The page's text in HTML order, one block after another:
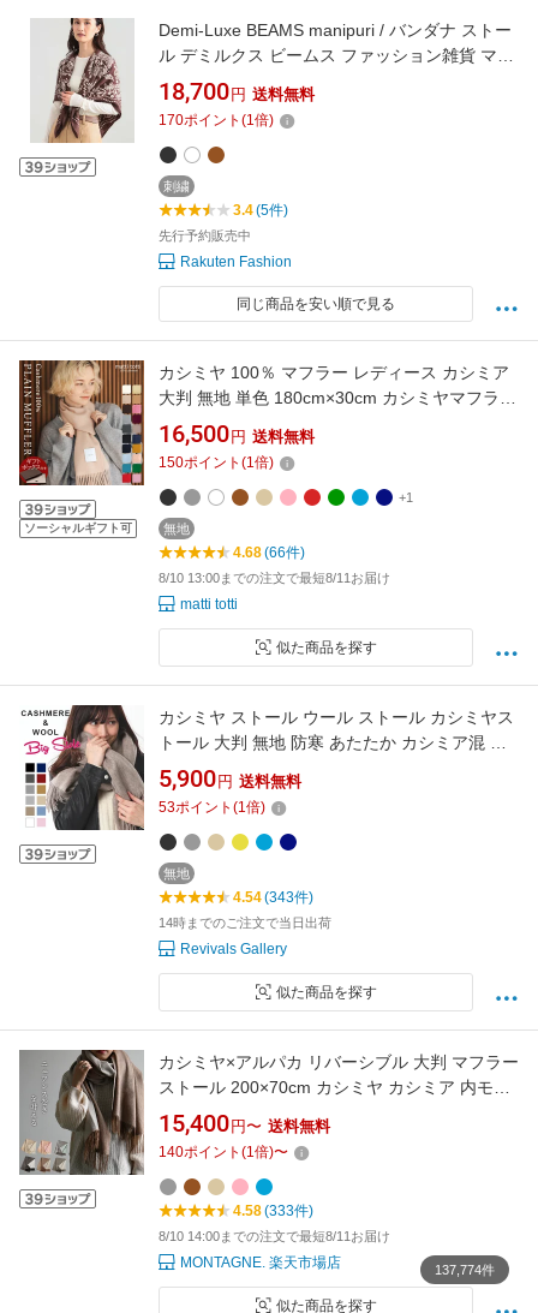
Demi-Luxe BEAMS manipuri / バンダナ ストー
ル デミルクス ビームス ファッション雑貨 マフ
ラー・ストール・ネックウォーマー ブラウン
ホワイト ブラック【送料無料】
18,700 円 送料無料
170ポイント (1倍)
刺繍
3.4(5件)
先行予約販売中
Rakuten Fashion
同じ商品を安い順で見る
ソーシャルギフト可
カシミヤ 100％ マフラー レディース カシミア
大判 無地 単色 180cm×30cm カシミヤマフラー
カシミアマフラー ブランド ストール ギフトボ
ックス入り 厚手 バレンタイン プレゼント 誕生
日 贈り物 女 性 結婚式 秋 冬 a0015a
16,500 円 送料無料
150ポイント (1倍)
+1
無地
4.68(66件)
8/10 13:00までの注文で最短8/11お届け
matti totti
似た商品を探す
カシミヤ ストール ウール ストール カシミヤス
トール 大判 無地 防寒 あたたか カシミア混 大
判 ストール 大判ストール マフラー 厚手 ひざ掛
け 秋冬 カシミア30％ プレゼント ギフト レデ
ィース メンズ プレゼント 新作
5,900 円 送料無料
53ポイント (1倍)
無地
4.54(343件)
14時までのご注文で当日出荷
Revivals Gallery
似た商品を探す
カシミヤ×アルパカ リバーシブル 大判 マフラー
ストール 200×70cm カシミヤ カシミア 内モン
ゴル産最高級カシミヤ 無染色 無漂白 オーガニ
ック カシミヤストール カシミアストール 無地
大きい 大判マフラー レディースストール
STA828
15,400 円〜 送料無料
140ポイント (1倍)〜
4.58(333件)
8/10 14:00までの注文で最短8/11お届け
MONTAGNE. 楽天市場店
似た商品を探す
137,774件